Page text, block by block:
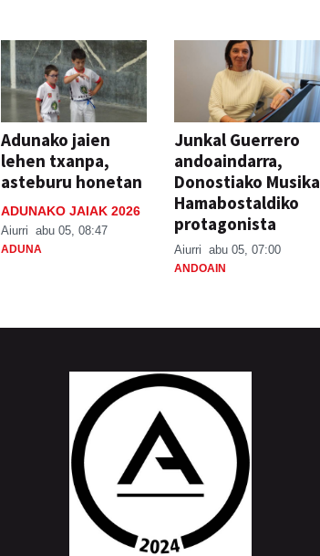
Adunako jaien
lehen txanpa,
asteburu honetan
ADUNAKO JAIAK 2026
Aiurri abu 05, 08:47
ADUNA
Junkal Guerrero
andoaindarra,
Donostiako Musika
Hamabostaldiko
protagonista
Aiurri abu 05, 07:00
ANDOAIN